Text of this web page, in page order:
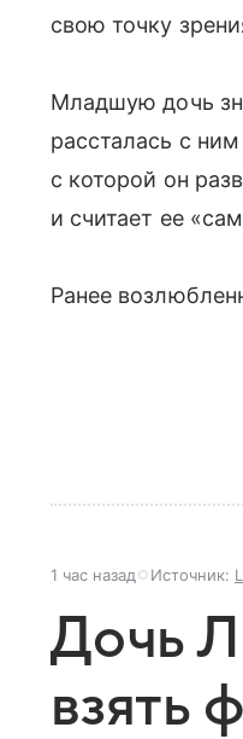
свою точку
Младшую дочь
рассталась с
с которой он
и считает ее
Ранее
1 час назад Источник:
Дочь
взять